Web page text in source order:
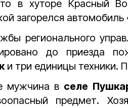
в хуторе Красный
загорелся автомобиль
регионального
до приезда
и три единицы техники.
мужчина в селе
предмет.